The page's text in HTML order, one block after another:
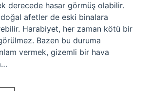
derecede hasar görmüş olabilir.
doğal afetler de eski binalara
Harabiyet, her zaman kötü bir
Bazen bu duruma
vermek, gizemli bir hava